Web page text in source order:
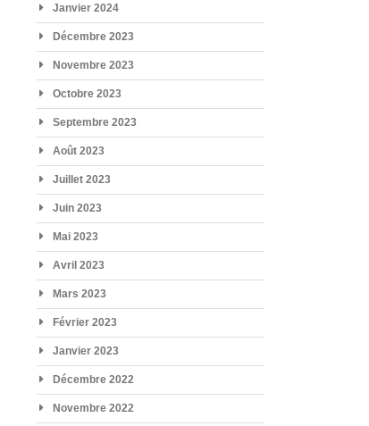
Janvier 2024
Décembre 2023
Novembre 2023
Octobre 2023
Septembre 2023
Août 2023
Juillet 2023
Juin 2023
Mai 2023
Avril 2023
Mars 2023
Février 2023
Janvier 2023
Décembre 2022
Novembre 2022